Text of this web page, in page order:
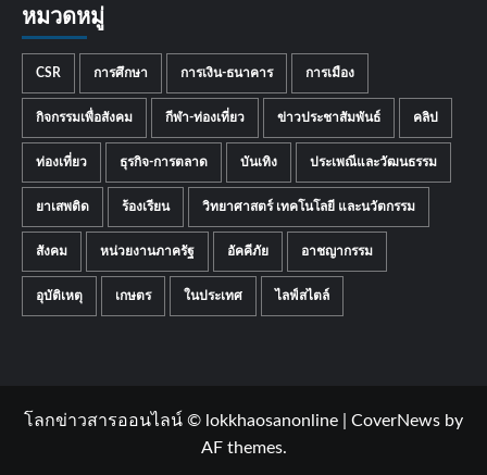
หมวดหมู่
CSR การศึกษา การเงิน-ธนาคาร การเมือง
กิจกรรมเพื่อสังคม กีฬา-ท่องเที่ยว ข่าวประชาสัมพันธ์ คลิป
ท่องเที่ยว ธุรกิจ-การตลาด บันเทิง ประเพณีและวัฒนธรรม
ยาเสพติด ร้องเรียน วิทยาศาสตร์ เทคโนโลยี และนวัตกรรม
สังคม หน่วยงานภาครัฐ อัคคีภัย อาชญากรรม
อุบัติเหตุ เกษตร ในประเทศ ไลฟ์สไตล์
โลกข่าวสารออนไลน์ © lokkhaosanonline CoverNews by
AF themes.